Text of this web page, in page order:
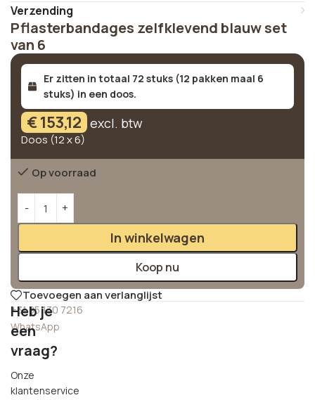
Verzending
Pflasterbandages zelfklevend blauw set
van 6
Er zitten in totaal 72 stuks (12 pakken maal 6
stuks) in een doos.
€153,12 excl. btw
Doos (12 x 6)
Op voorraad
In winkelwagen
Koop nu
Toevoegen aan verlanglijst
+31 85 130 7216
WhatsApp
Heb je
een
vraag?
Onze
klantenservice